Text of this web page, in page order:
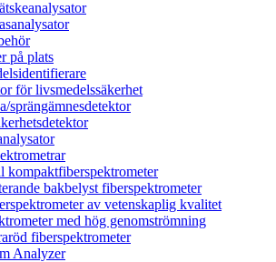
på plats
för livsmedelssäkerhet
sprängämnesdetektor
kompaktfiberspektrometer
bakbelyst fiberspektrometer
av vetenskaplig kvalitet
med hög genomströmning
fiberspektrometer
Analyzer